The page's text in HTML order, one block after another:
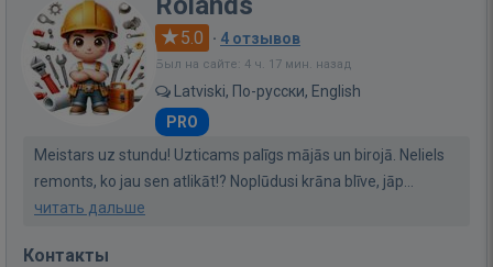
5.0 · 4 отзывов
Был на сайте: 4 ч. 17 мин. назад
Latviski, По-русски, English
PRO
Meistars uz stundu! Uzticams palīgs mājās un birojā. Neliels
remonts, ko jau sen atlikāt!? Noplūdusi krāna blīve, jāp...
читать дальше
Контакты